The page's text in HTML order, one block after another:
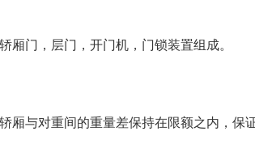
厢门，层门，开门机，门锁装置组成。
与对重间的重量差保持在限额之内，保